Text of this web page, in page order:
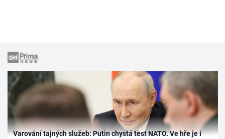
Varování tajných služeb: Putin chystá test NATO. Ve hře je i